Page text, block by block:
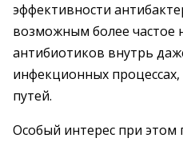
эффективности
возможным более частое
антибиотиков внутрь
инфекционных
путей.
Особый интерес при этом